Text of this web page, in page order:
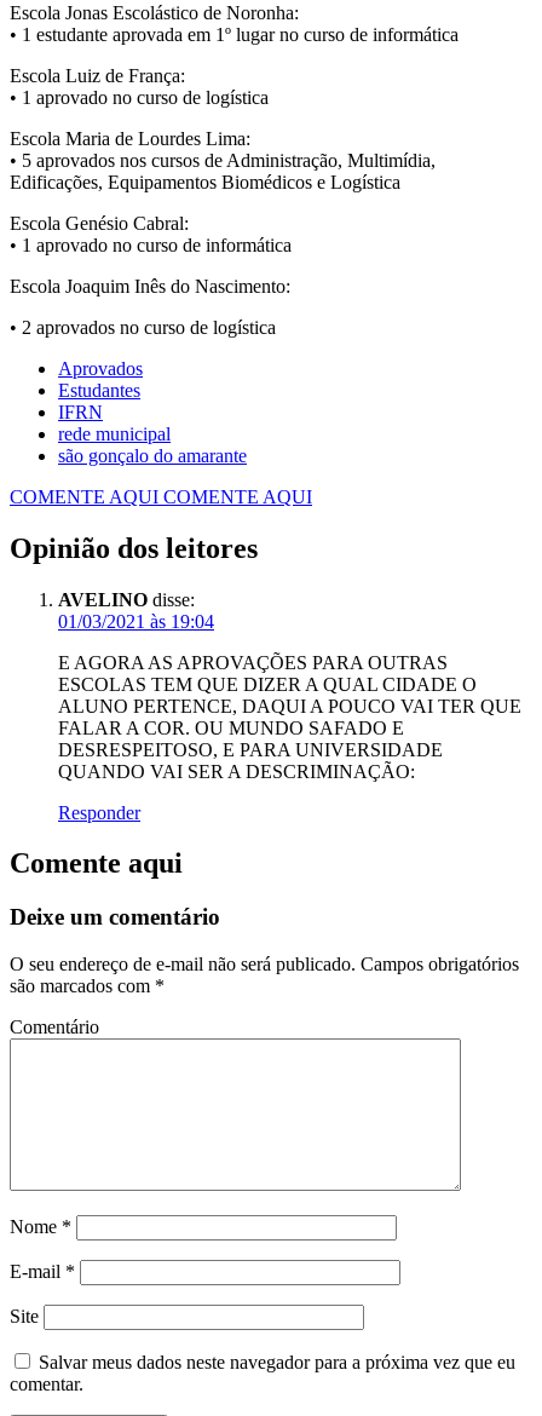
Escola Jonas Escolástico de Noronha:
• 1 estudante aprovada em 1º lugar no curso de informática
Escola Luiz de França:
• 1 aprovado no curso de logística
Escola Maria de Lourdes Lima:
• 5 aprovados nos cursos de Administração, Multimídia,
Edificações, Equipamentos Biomédicos e Logística
Escola Genésio Cabral:
• 1 aprovado no curso de informática
Escola Joaquim Inês do Nascimento:
• 2 aprovados no curso de logística
Aprovados
Estudantes
IFRN
rede municipal
são gonçalo do amarante
COMENTE AQUI COMENTE AQUI
Opinião dos leitores
AVELINO disse:
01/03/2021 às 19:04
E AGORA AS APROVAÇÕES PARA OUTRAS
ESCOLAS TEM QUE DIZER A QUAL CIDADE O
ALUNO PERTENCE, DAQUI A POUCO VAI TER QUE
FALAR A COR. OU MUNDO SAFADO E
DESRESPEITOSO, E PARA UNIVERSIDADE
QUANDO VAI SER A DESCRIMINAÇÃO:
Responder
Comente aqui
Deixe um comentário
O seu endereço de e-mail não será publicado. Campos obrigatórios
são marcados com *
Comentário
Nome *
E-mail *
Site
Salvar meus dados neste navegador para a próxima vez que eu
comentar.